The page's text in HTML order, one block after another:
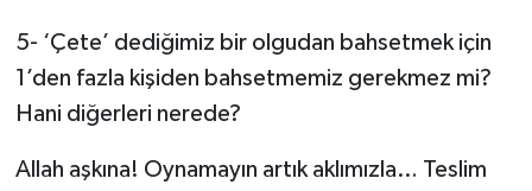
5- ‘Çete’ dediğimiz bir olgudan bahsetmek için
1’den fazla kişiden bahsetmemiz gerekmez mi?
Hani diğerleri nerede?
Allah aşkına! Oynamayın artık aklımızla… Teslim